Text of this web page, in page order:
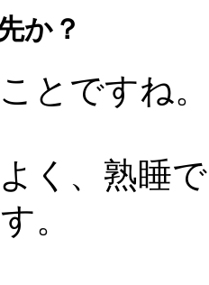
か？
とですね。
く、熟睡
。